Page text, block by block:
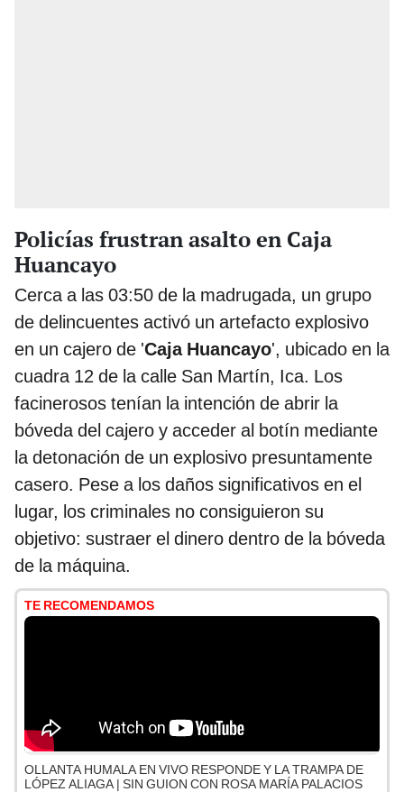
Policías frustran asalto en Caja
Huancayo
Cerca a las 03:50 de la madrugada, un grupo
de delincuentes activó un artefacto explosivo
en un cajero de 'Caja Huancayo', ubicado en la
cuadra 12 de la calle San Martín, Ica. Los
facinerosos tenían la intención de abrir la
bóveda del cajero y acceder al botín mediante
la detonación de un explosivo presuntamente
casero. Pese a los daños significativos en el
lugar, los criminales no consiguieron su
objetivo: sustraer el dinero dentro de la bóveda
de la máquina.
TE RECOMENDAMOS
OLLANTA HUMALA EN VIVO RESPONDE Y LA TRAMPA DE
LÓPEZ ALIAGA | SIN GUION CON ROSA MARÍA PALACIOS